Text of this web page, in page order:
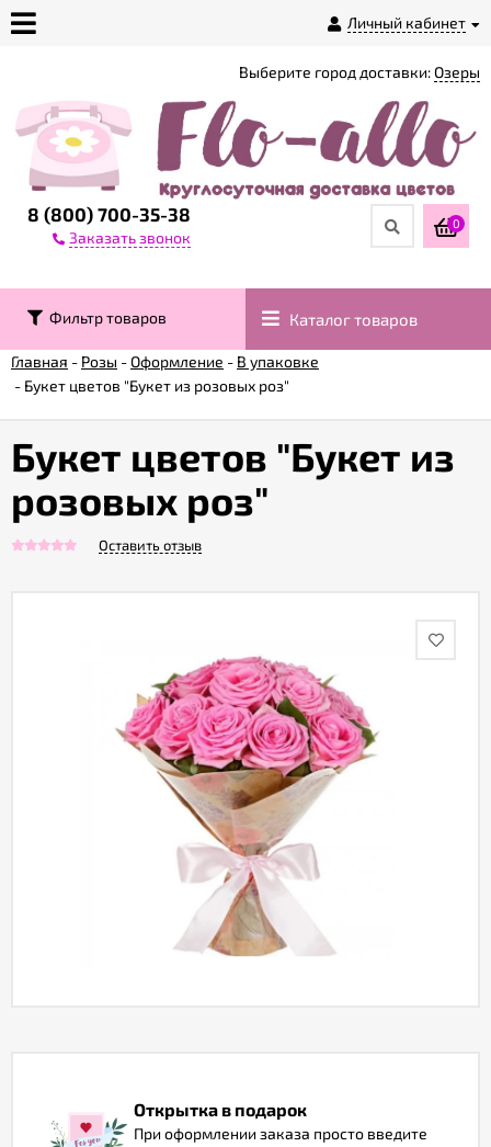
Личный кабинет
магазине
Доставка
Контакты
Возврат
Гарантии
Акции
8 (800) 700-35-38
Заказать звонок
Выберите город доставки:Озеры
0
Фильтр товаров Каталог товаров
Главная - Розы -Оформление - В упаковке
- Букет цветов "Букет из розовых роз"
Букет цветов "Букет из
розовых роз"
Оставить отзыв
Открытка в подарок
При оформлении заказа просто введите